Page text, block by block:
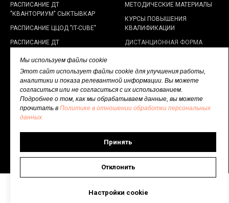
РАСПИСАНИЕ ДТ
"КВАНТОРИУМ" СЫКТЫВКАР
РАСПИСАНИЕ ЦЦОД "IT-CUBE"
РАСПИСАНИЕ ДТ
МЕТОДИЧЕСКИЕ МАТЕРИАЛЫ
КУРСЫ ПОВЫШЕНИЯ
КВАЛИФИКАЦИИ
ДИСТАНЦИОННАЯ ФОРМА
НАСТАВНИКА
ПОЛИТИКА В ОТНОШЕНИИ
ОБРАБОТКИ ПЕРСОНАЛЬНЫХ
ДАННЫХ
Мы используем файлы cookie
Этот сайт использует файлы cookie для улучшения работы,
аналитики и показа релевантной информации. Вы можете
согласиться или не согласиться с их использованием.
Подробнее о том, как мы обрабатываем данные, вы можете
прочитать в Политике в отношении обработки персональных
данных
Принять
Отклонить
Настройки cookie